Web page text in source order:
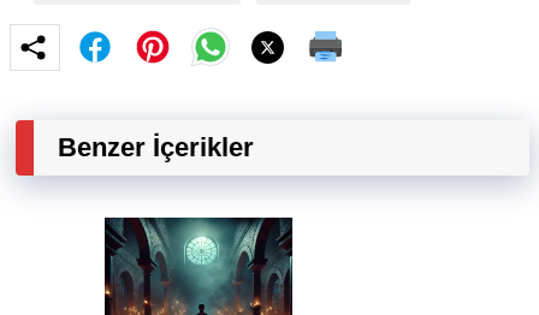
Benzer İçerikler